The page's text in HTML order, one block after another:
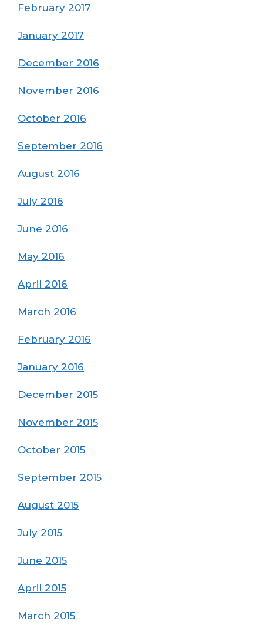
February 2017
January 2017
December 2016
November 2016
October 2016
September 2016
August 2016
July 2016
June 2016
May 2016
April 2016
March 2016
February 2016
January 2016
December 2015
November 2015
October 2015
September 2015
August 2015
July 2015
June 2015
April 2015
March 2015